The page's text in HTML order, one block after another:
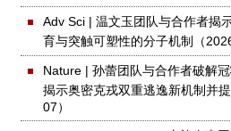
Adv Sci | 温文玉团队与合作者揭
育与突触可塑性的分子机制
（
Nature | 孙蕾团队与合作者破解
揭示奥密克戎双重逃逸新机制并
07）